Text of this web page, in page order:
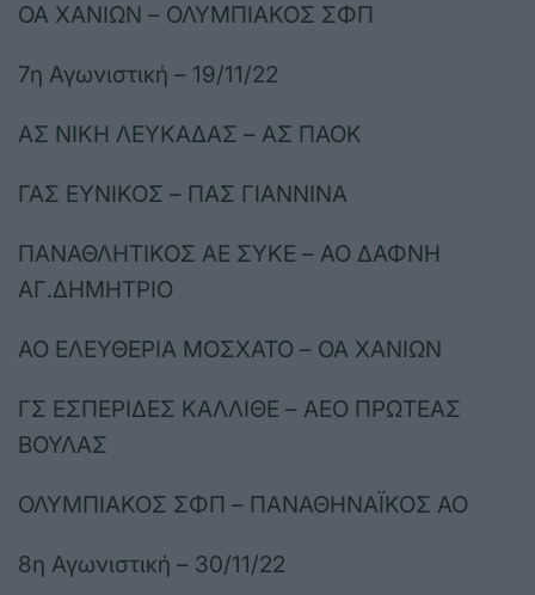
ΟΑ ΧΑΝΙΩΝ – ΟΛΥΜΠΙΑΚΟΣ ΣΦΠ
7η Αγωνιστική – 19/11/22
ΑΣ ΝΙΚΗ ΛΕΥΚΑΔΑΣ – ΑΣ ΠΑΟΚ
ΓΑΣ ΕΥΝΙΚΟΣ – ΠΑΣ ΓΙΑΝΝΙΝΑ
ΠΑΝΑΘΛΗΤΙΚΟΣ ΑΕ ΣΥΚΕ – ΑΟ ΔΑΦΝΗ
ΑΓ.ΔΗΜΗΤΡΙΟ
ΑΟ ΕΛΕΥΘΕΡΙΑ ΜΟΣΧΑΤΟ – ΟΑ ΧΑΝΙΩΝ
ΓΣ ΕΣΠΕΡΙΔΕΣ ΚΑΛΛΙΘΕ – ΑΕΟ ΠΡΩΤΕΑΣ
ΒΟΥΛΑΣ
ΟΛΥΜΠΙΑΚΟΣ ΣΦΠ – ΠΑΝΑΘΗΝΑΪΚΟΣ ΑΟ
8η Αγωνιστική – 30/11/22